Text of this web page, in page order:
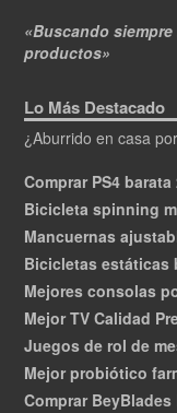
«Buscando
productos»
Lo Más Destacado
¿Aburrido en casa
Comprar PS4 barata
Bicicleta spinning
Mancuernas
Bicicletas estáticas
Mejores consolas
Mejor TV Calidad
Juegos de rol de
Mejor probiótico
Comprar